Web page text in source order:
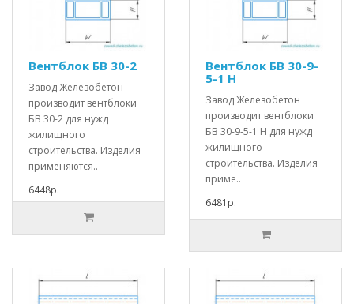
Вентблок БВ 30-2
Завод Железобетон
производит вентблоки
БВ 30-2 для нужд
жилищного
строительства. Изделия
применяются..
6448р.
Вентблок БВ 30-9-
5-1 Н
Завод Железобетон
производит вентблоки
БВ 30-9-5-1 Н для нужд
жилищного
строительства. Изделия
приме..
6481р.